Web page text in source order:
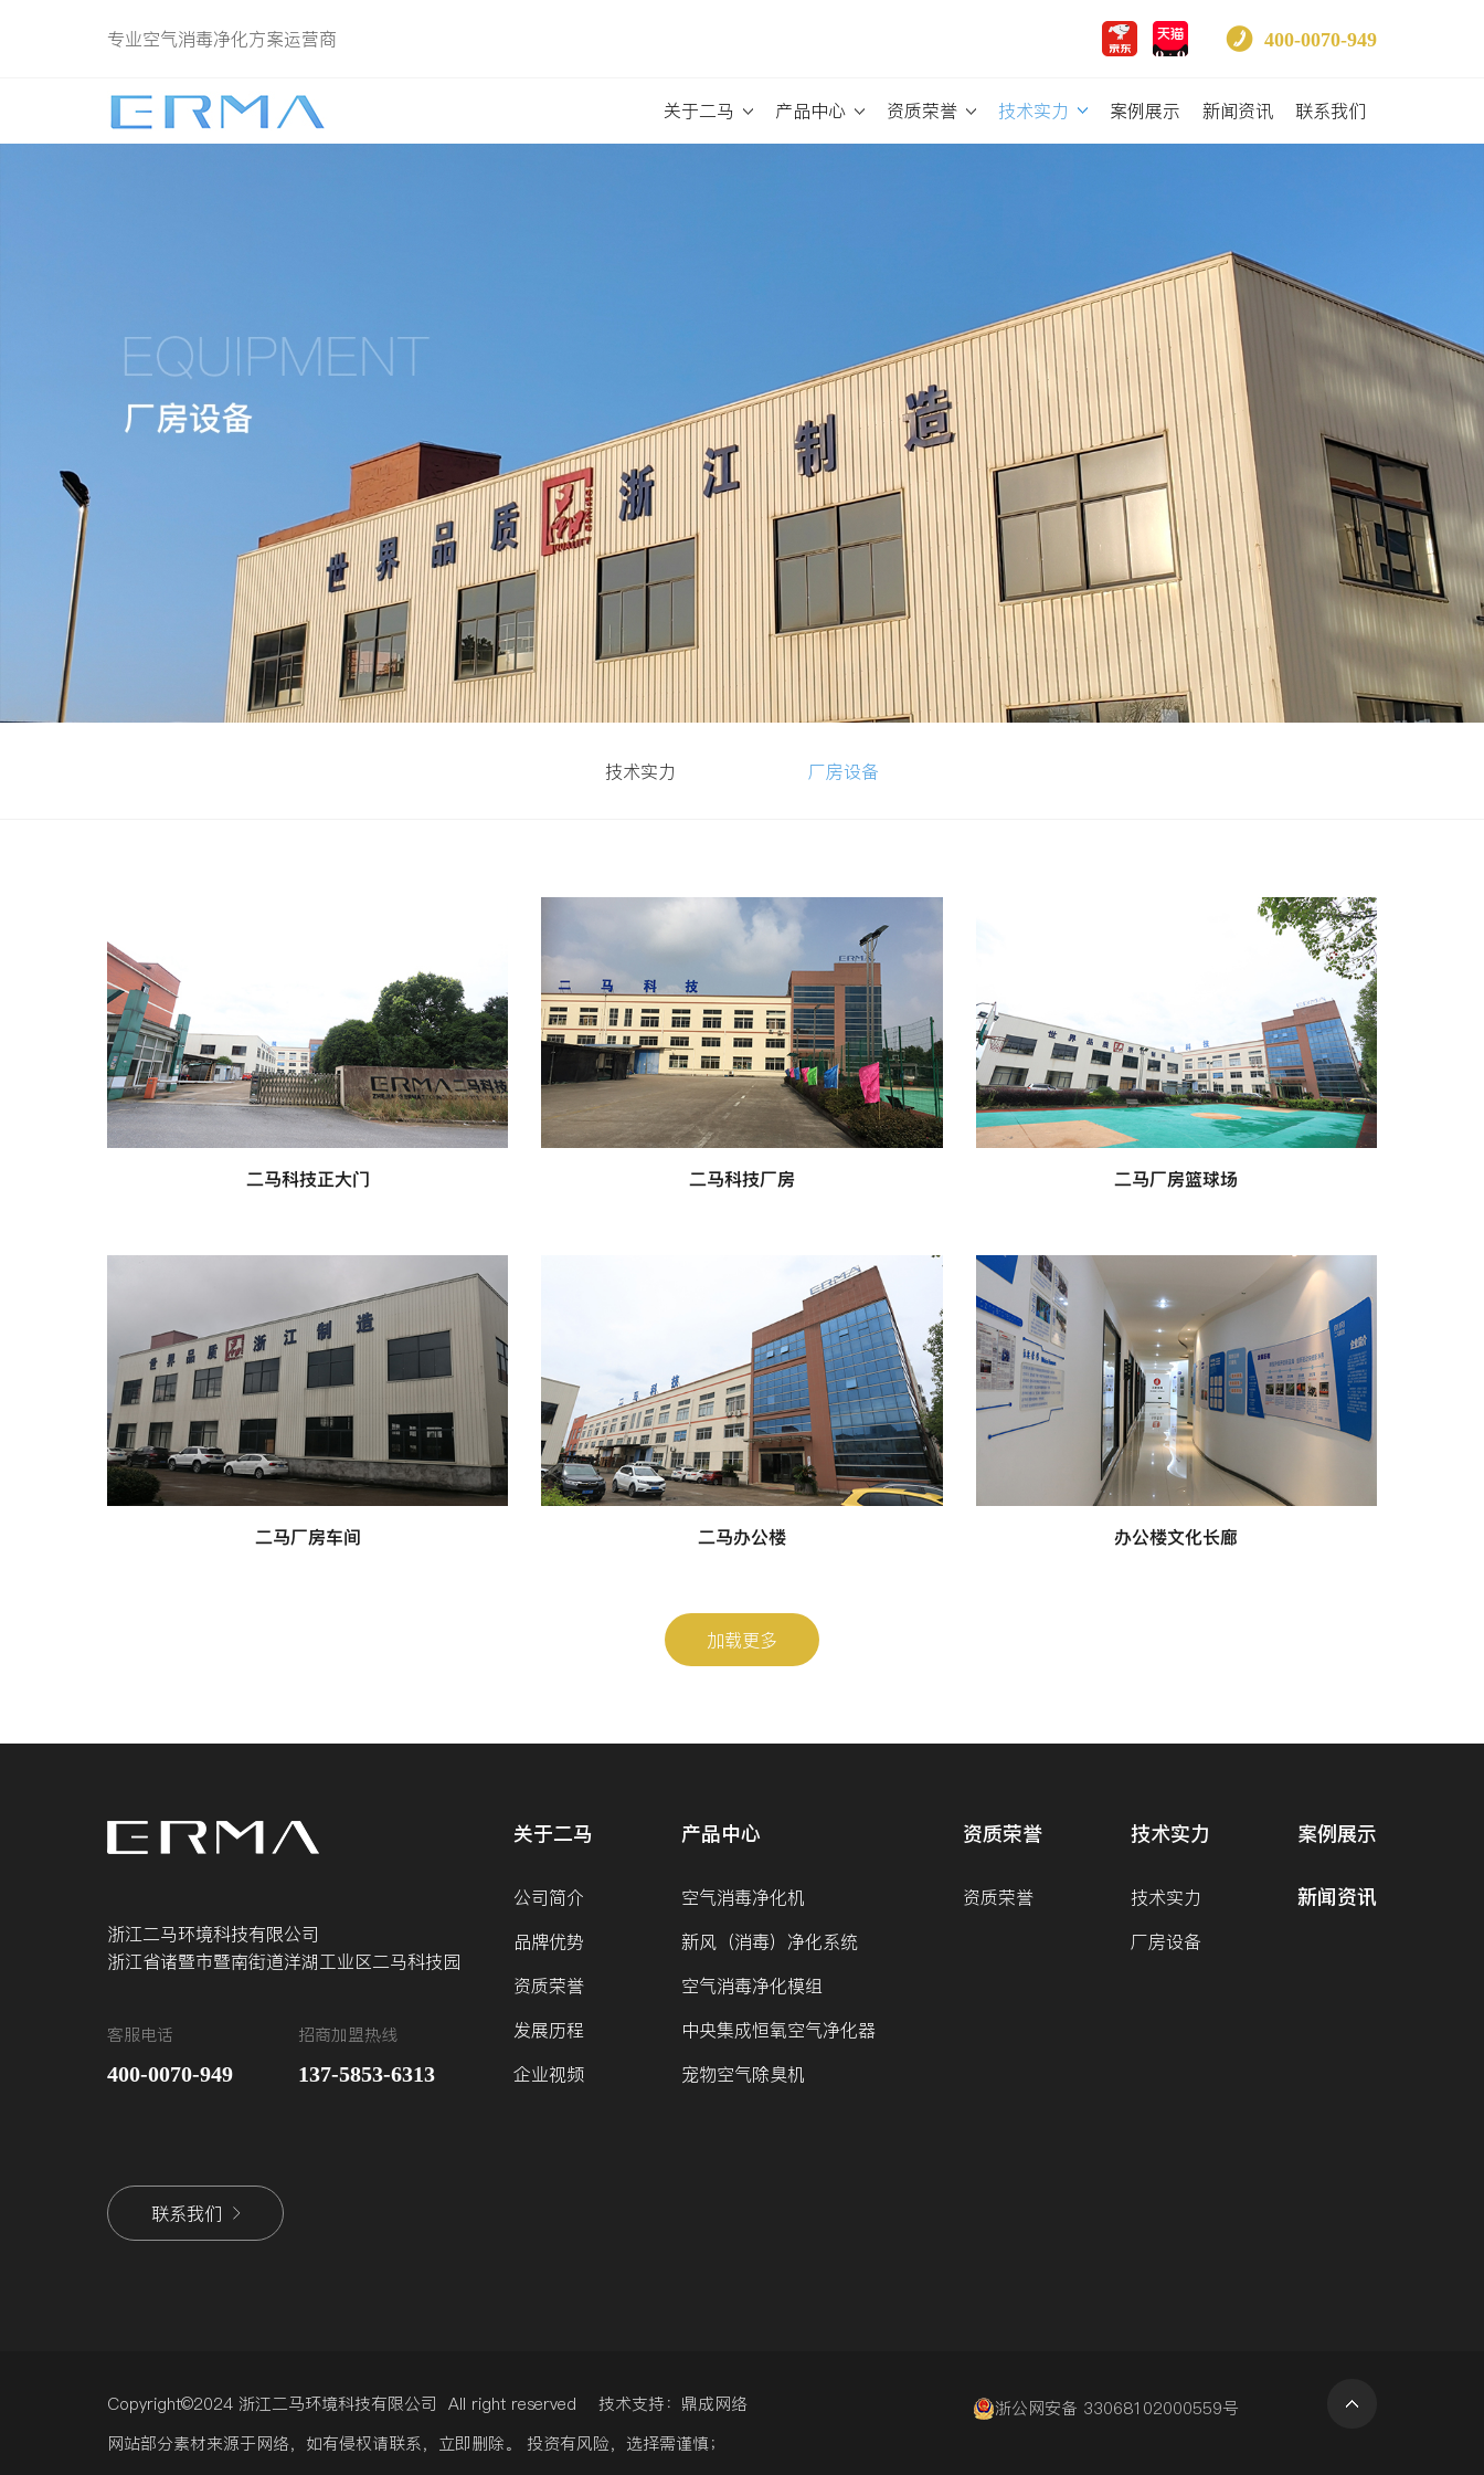
专业空气消毒净化方案运营商 400-0070-949
关于二马 产品中心 资质荣誉 技术实力 案例展示 新闻资讯 联系我们
技术实力 厂房设备
二马科技正大门 二马科技厂房 二马厂房篮球场
二马厂房车间 二马办公楼 办公楼文化长廊
加载更多
浙江二马环境科技有限公司
浙江省诸暨市暨南街道洋湖工业区二马科技园
客服电话
400-0070-949
招商加盟热线
137-5853-6313
联系我们
关于二马
公司简介
品牌优势
资质荣誉
发展历程
企业视频
产品中心
空气消毒净化机
新风（消毒）净化系统
空气消毒净化模组
中央集成恒氧空气净化器
宠物空气除臭机
资质荣誉
资质荣誉
技术实力
技术实力
厂房设备
案例展示
新闻资讯
Copyright©2024 浙江二马环境科技有限公司 All right reserved 技术支持：鼎成网络
网站部分素材来源于网络，如有侵权请联系，立即删除。 投资有风险，选择需谨慎；
浙公网安备 33068102000559号